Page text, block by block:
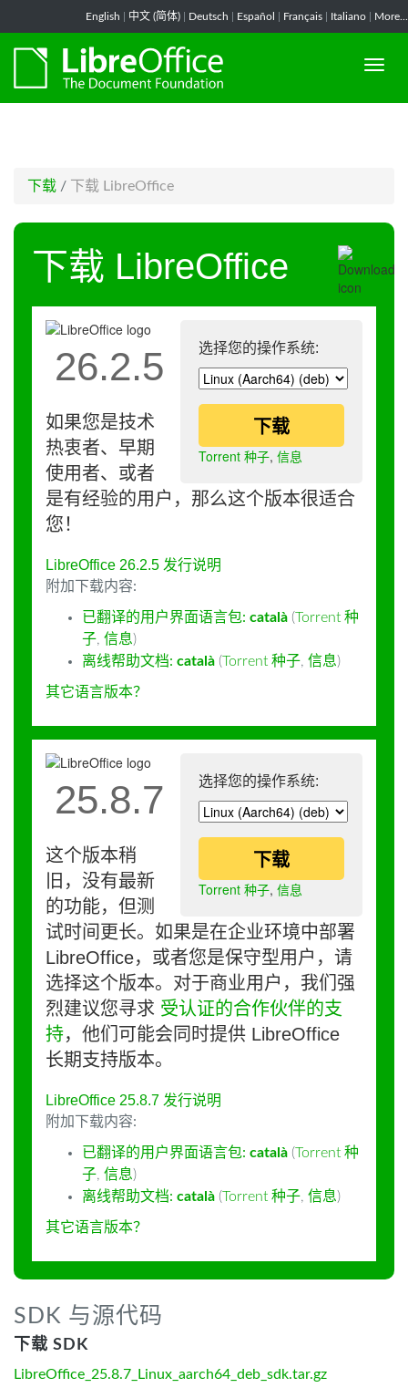
English 中文 (简体) Deutsch Español Français Italiano More...
下载 / 下载 LibreOffice
下载 LibreOffice
选择您的操作系统:
下载
Torrent 种子, 信息
26.2.5
如果您是技术
热衷者、早期
使用者、或者
是有经验的用户，那么这个版本很适合
您！
LibreOffice 26.2.5 发行说明
附加下载内容:
已翻译的用户界面语言包: català (Torrent 种
子, 信息)
离线帮助文档: català (Torrent 种子, 信息)
其它语言版本？
选择您的操作系统:
下载
Torrent 种子, 信息
25.8.7
这个版本稍
旧，没有最新
的功能，但测
试时间更长。如果是在企业环境中部署
LibreOffice，或者您是保守型用户，请
选择这个版本。对于商业用户，我们强
烈建议您寻求 受认证的合作伙伴的支
持，他们可能会同时提供 LibreOffice
长期支持版本。
LibreOffice 25.8.7 发行说明
附加下载内容:
已翻译的用户界面语言包: català (Torrent 种
子, 信息)
离线帮助文档: català (Torrent 种子, 信息)
其它语言版本？
SDK 与源代码
下载 SDK
LibreOffice_25.8.7_Linux_aarch64_deb_sdk.tar.gz